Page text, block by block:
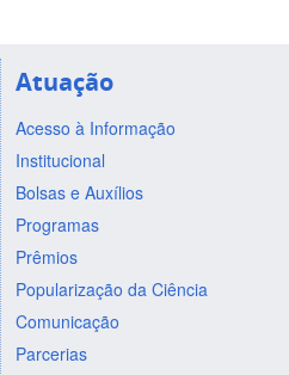
Atuação
Acesso à Informação
Institucional
Bolsas e Auxílios
Programas
Prêmios
Popularização da Ciência
Comunicação
Parcerias